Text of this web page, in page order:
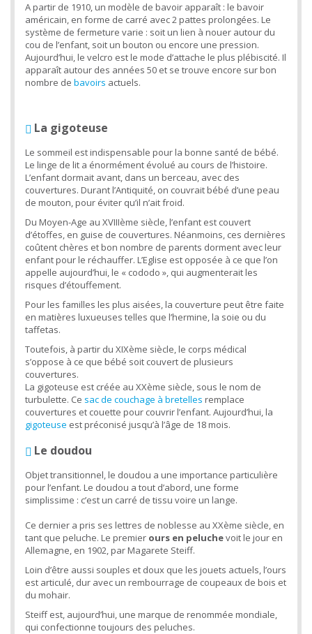
A partir de 1910, un modèle de bavoir apparaît : le bavoir
américain, en forme de carré avec 2 pattes prolongées. Le
système de fermeture varie : soit un lien à nouer autour du
cou de l’enfant, soit un bouton ou encore une pression.
Aujourd’hui, le velcro est le mode d’attache le plus plébiscité. Il
apparaît autour des années 50 et se trouve encore sur bon
nombre de bavoirs actuels.
La gigoteuse
Le sommeil est indispensable pour la bonne santé de bébé.
Le linge de lit a énormément évolué au cours de l’histoire.
L’enfant dormait avant, dans un berceau, avec des
couvertures. Durant l’Antiquité, on couvrait bébé d’une peau
de mouton, pour éviter qu’il n’ait froid.
Du Moyen-Age au XVIIIème siècle, l’enfant est couvert
d’étoffes, en guise de couvertures. Néanmoins, ces dernières
coûtent chères et bon nombre de parents dorment avec leur
enfant pour le réchauffer. L’Eglise est opposée à ce que l’on
appelle aujourd’hui, le « cododo », qui augmenterait les
risques d’étouffement.
Pour les familles les plus aisées, la couverture peut être faite
en matières luxueuses telles que l’hermine, la soie ou du
taffetas.
Toutefois, à partir du XIXème siècle, le corps médical
s’oppose à ce que bébé soit couvert de plusieurs
couvertures.
La gigoteuse est créée au XXème siècle, sous le nom de
turbulette. Ce sac de couchage à bretelles remplace
couvertures et couette pour couvrir l’enfant. Aujourd’hui, la
gigoteuse est préconisé jusqu’à l’âge de 18 mois.
Le doudou
Objet transitionnel, le doudou a une importance particulière
pour l’enfant. Le doudou a tout d’abord, une forme
simplissime : c’est un carré de tissu voire un lange.
Ce dernier a pris ses lettres de noblesse au XXème siècle, en
tant que peluche. Le premier ours en peluchevoit le jour en
Allemagne, en 1902, par Magarete Steiff.
Loin d’être aussi souples et doux que les jouets actuels, l’ours
est articulé, dur avec un rembourrage de coupeaux de bois et
du mohair.
Steiff est, aujourd’hui, une marque de renommée mondiale,
qui confectionne toujours des peluches.